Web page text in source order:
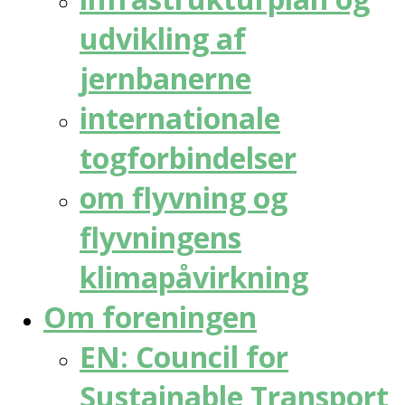
udvikling af
jernbanerne
internationale
togforbindelser
om flyvning og
flyvningens
klimapåvirkning
Om foreningen
EN: Council for
Sustainable Transport